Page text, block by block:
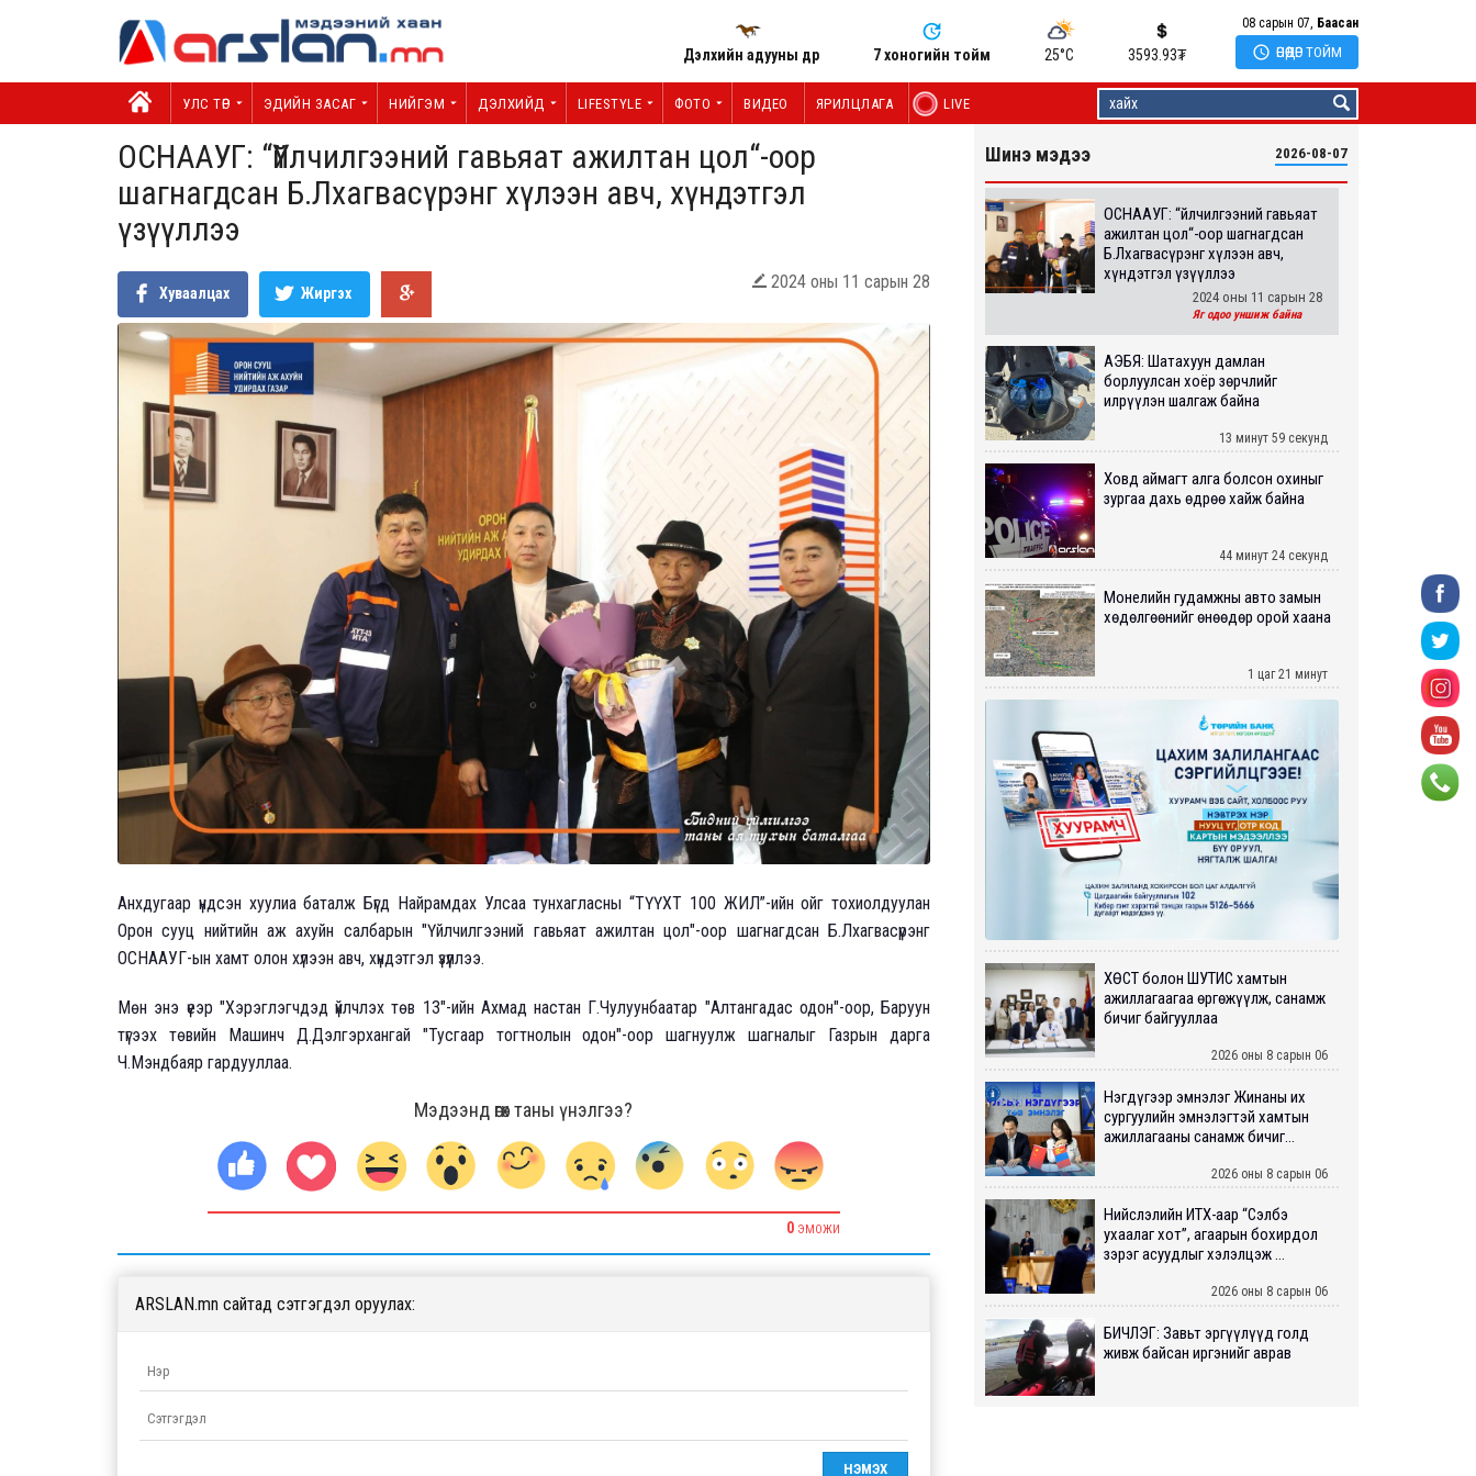
Дэлхийн адууны өдөр 7 хоногийн тойм 25°C 3593.93₮
08 сарын 07, Баасан
 ӨНӨӨДӨР ТОЙМ
УЛС ТӨР ЭДИЙН ЗАСАГ НИЙГЭМ ДЭЛХИЙД LIFESTYLE ФОТО ВИДЕО ЯРИЛЦЛАГА LIVE
ОСНААУГ: “Үйлчилгээний гавьяат ажилтан цол“-оор
шагнагдсан Б.Лхагвасүрэнг хүлээн авч, хүндэтгэл
үзүүллээ
Хуваалцах Жиргэх
 2024 оны 11 сарын 28
Анхдугаар үндсэн хуулиа баталж Бүгд Найрамдах Улсаа тунхагласны “ТҮҮХТ 100 ЖИЛ”-ийн ойг тохиолдуулан
Орон сууц нийтийн аж ахуйн салбарын "Үйлчилгээний гавьяат ажилтан цол"-оор шагнагдсан Б.Лхагвасүрэнг
ОСНААУГ-ын хамт олон хүлээн авч, хүндэтгэл үзүүллээ.
Мөн энэ үеэр "Хэрэглэгчдэд үйлчлэх төв 13"-ийн Ахмад настан Г.Чулуунбаатар "Алтангадас одон"-оор, Баруун
түгээх төвийн Машинч Д.Дэлгэрхангай "Тусгаар тогтнолын одон"-оор шагнуулж шагналыг Газрын дарга
Ч.Мэндбаяр гардууллаа.
Мэдээнд өгөх таны үнэлгээ?
0 ЭМОЖИ
ARSLAN.mn сайтад сэтгэгдэл оруулах:
Шинэ мэдээ 2026-08-07
ОСНААУГ: “Үйлчилгээний гавьяат
ажилтан цол“-оор шагнагдсан
Б.Лхагвасүрэнг хүлээн авч,
хүндэтгэл үзүүллээ
2024 оны 11 сарын 28
Яг одоо уншиж байна
АҮЭБЯ: Шатахуун дамлан
борлуулсан хоёр зөрчлийг
илрүүлэн шалгаж байна
13 минут 59 секунд
Ховд аймагт алга болсон охиныг
зургаа дахь өдрөө хайж байна
44 минут 24 секунд
Монелийн гудамжны авто замын
хөдөлгөөнийг өнөөдөр орой хаана
1 цаг 21 минут
ХӨСҮТ болон ШУТИС хамтын
ажиллагаагаа өргөжүүлж, санамж
бичиг байгууллаа
2026 оны 8 сарын 06
Нэгдүгээр эмнэлэг Жинаны их
сургуулийн эмнэлэгтэй хамтын
ажиллагааны санамж бичиг...
2026 оны 8 сарын 06
Нийслэлийн ИТХ-аар “Сэлбэ
ухаалаг хот”, агаарын бохирдол
зэрэг асуудлыг хэлэлцэж ...
2026 оны 8 сарын 06
БИЧЛЭГ: Завьт эргүүлүүд голд
живж байсан иргэнийг аврав